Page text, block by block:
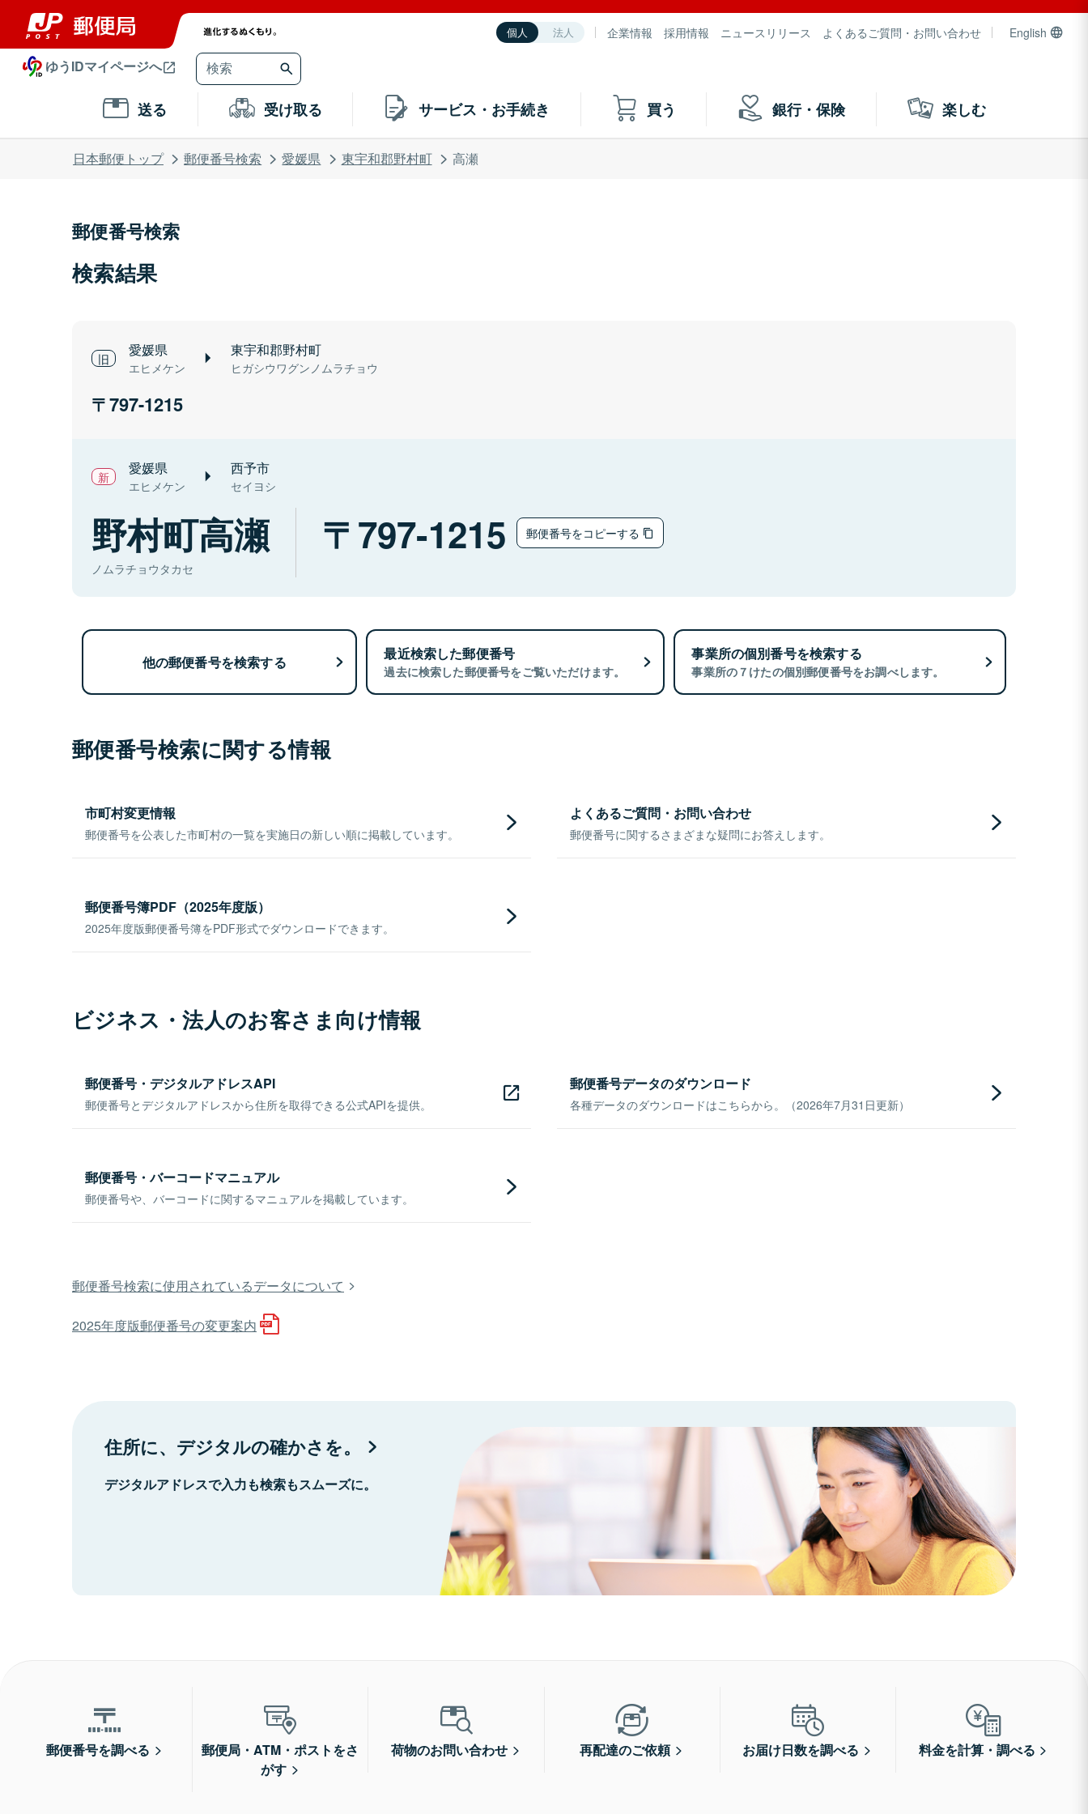
個人 法人 企業情報 採用情報 ニュースリリース よくあるご質問・お問い合わせ English
ゆうIDマイページへ
送る 受け取る サービス・お手続き 買う 銀行・保険 楽しむ
日本郵便トップ 郵便番号検索 愛媛県 東宇和郡野村町 高瀬
郵便番号検索
検索結果
愛媛県
エヒメケン
東宇和郡野村町
ヒガシウワグンノムラチョウ
797-1215
愛媛県
エヒメケン
西予市
セイヨシ
野村町高瀬
ノムラチョウタカセ
797-1215 郵便番号をコピーする
他の郵便番号を検索する 最近検索した郵便番号
過去に検索した郵便番号をご覧いただけます。
事業所の個別番号を検索する
事業所の７けたの個別郵便番号をお調べします。
郵便番号検索に関する情報
市町村変更情報
郵便番号を公表した市町村の一覧を実施日の新しい順に掲載しています。
よくあるご質問・お問い合わせ
郵便番号に関するさまざまな疑問にお答えします。
郵便番号簿PDF（2025年度版）
2025年度版郵便番号簿をPDF形式でダウンロードできます。
ビジネス・法人のお客さま向け情報
郵便番号・デジタルアドレスAPI
郵便番号とデジタルアドレスから住所を取得できる公式APIを提供。
郵便番号データのダウンロード
各種データのダウンロードはこちらから。（2026年7月31日更新）
郵便番号・バーコードマニュアル
郵便番号や、バーコードに関するマニュアルを掲載しています。
郵便番号検索に使用されているデータについて
2025年度版郵便番号の変更案内
住所に、デジタルの確かさを。
デジタルアドレスで入力も検索もスムーズに。
郵便番号を調べる
郵便局・ATM・ポストをさ
がす
荷物のお問い合わせ 再配達のご依頼 お届け日数を調べる 料金を計算・調べる